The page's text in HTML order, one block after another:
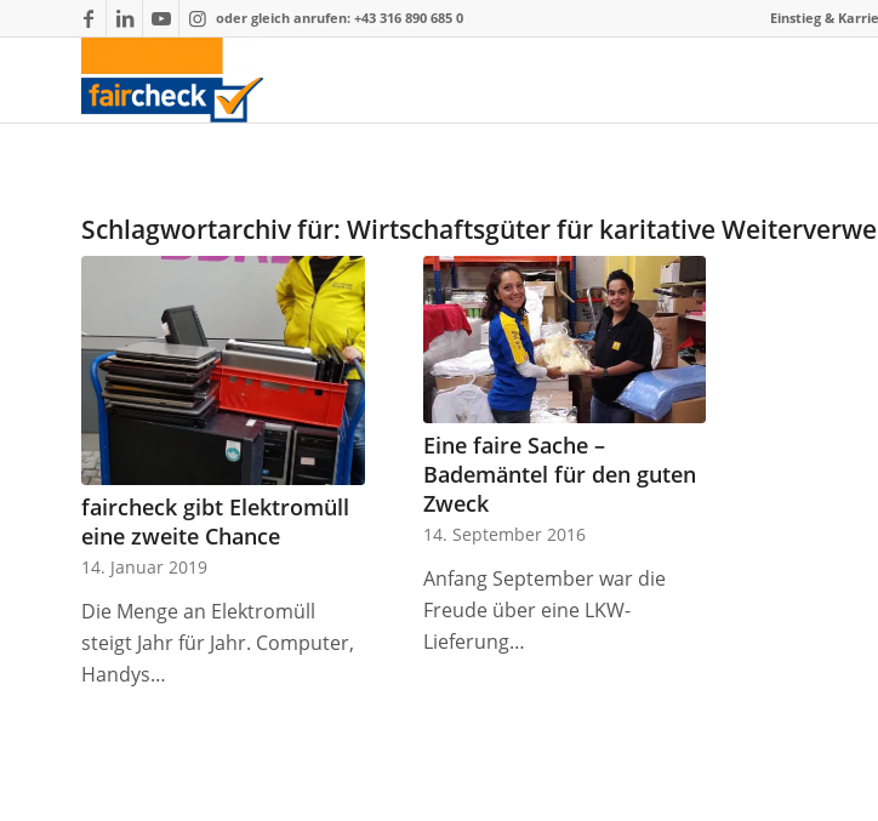
Einstieg &
oder gleich anrufen: +43 316 890 685 0
Schlagwortarchiv für: Wirtschaftsgüter für karitative
faircheck gibt Elektromüll
eine zweite Chance
14. Januar 2019
Die Menge an Elektromüll
steigt Jahr für Jahr. Computer,
Handys…
Eine faire Sache –
Bademäntel für den guten
Zweck
14. September 2016
Anfang September war die
Freude über eine LKW-
Lieferung…